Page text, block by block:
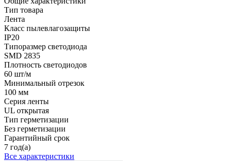
Тип товара
Лента
Класс пылевлагозащиты
IP20
Типоразмер светодиода
SMD 2835
Плотность светодиодов
60 шт/м
Минимальный отрезок
100 мм
Серия ленты
UL открытая
Тип герметизации
Без герметизации
Гарантийный срок
7 год(а)
Все характеристики